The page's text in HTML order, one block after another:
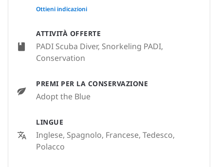
ATTIVITÀ OFFERTE
PADI Scuba Diver, Snorkeling PADI,
Conservation
PREMI PER LA CONSERVAZIONE
Adopt the Blue
LINGUE
Inglese, Spagnolo, Francese, Tedesco,
Polacco
None
Ottieni indicazioni